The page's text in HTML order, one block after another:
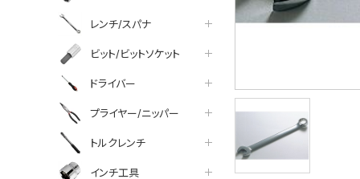
レンチ/スパナ
ビット/ビットソケット
ドライバー
プライヤー/ニッパー
トルクレンチ
インチ工具